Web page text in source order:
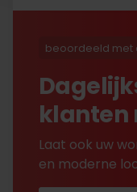
met
is alles toch
beoordeeld met
klanten
Laat ook uw
en moderne